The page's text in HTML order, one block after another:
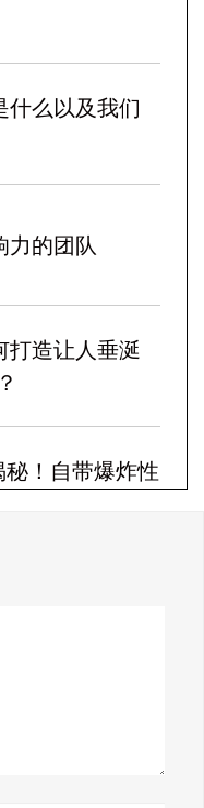
什么以及我们
力的团队
打造让人垂涎
秘！自带爆炸性
秘籍，一夜跻